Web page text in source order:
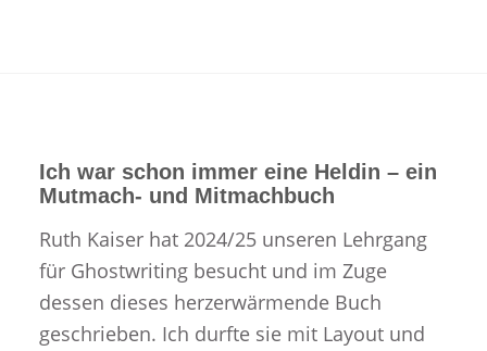
Ich war schon immer eine Heldin – ein
Mutmach- und Mitmachbuch
Ruth Kaiser hat 2024/25 unseren Lehrgang
für Ghostwriting besucht und im Zuge
dessen dieses herzerwärmende Buch
geschrieben. Ich durfte sie mit Layout und